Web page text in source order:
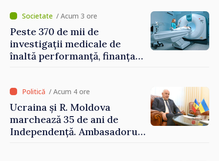
poartă întreaga vină pentru
pericolul adus la casele
oamenilor noștri”
/ Acum 3 ore
Peste 370 de mii de
investigații medicale de
înaltă performanță, finanțate
/ Acum 4 ore
Ucraina și R. Moldova
marchează 35 de ani de
Independență. Ambasadorul